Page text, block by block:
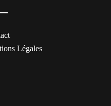
Légales